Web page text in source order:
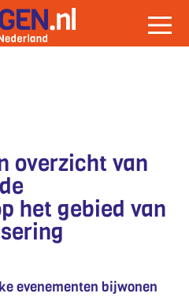
overzicht van
het gebied van
evenementen bijwonen